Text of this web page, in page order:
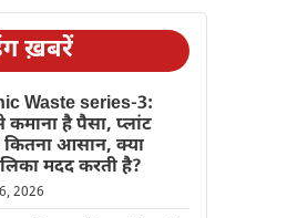
ख़बरें
Waste series-3:
है पैसा, प्लांट
कितना आसान, क्या
मदद करती है?
2026